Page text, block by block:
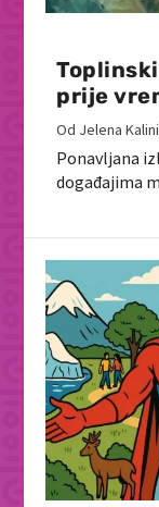
prije
Od Jelena
Ponavljana
događajima